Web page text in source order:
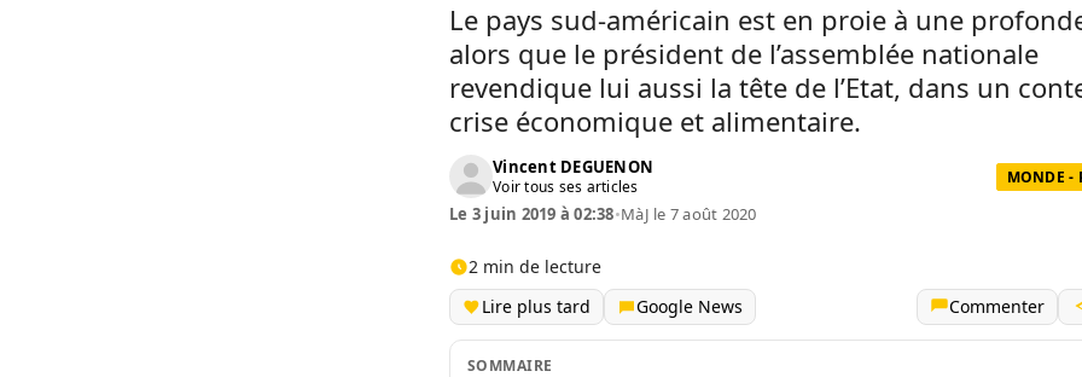
Le pays sud-américain est en proie à une
alors que le président de l’assemblée nationale
revendique lui aussi la tête de l’Etat, dans un
crise économique et alimentaire.
Vincent DEGUENON
Voir tous ses articles MONDE -
Le 3 juin 2019 à 02:38•MàJ le 7 août 2020
2 min de lecture
Lire plus tard
Google News Commenter
SOMMAIRE